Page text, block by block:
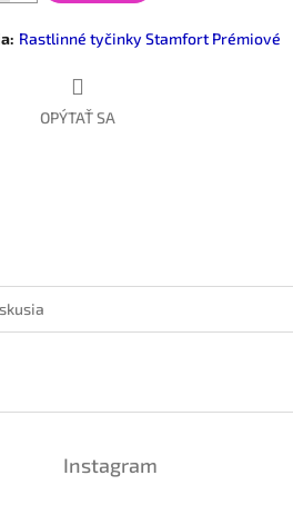
: Rastlinné tyčinky Stamfort Prémiové
OPÝTAŤ SA
Instagram